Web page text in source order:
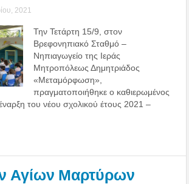
2021
Την Τετάρτη 15/9, στον
Βρεφονηπιακό Σταθμό –
Νηπιαγωγείο της Ιεράς
Μητροπόλεως Δημητριάδος
«Μεταμόρφωση»,
πραγματοποιήθηκε ο καθιερωμένος
του νέου σχολικού έτους 2021 –
Αγίων Μαρτύρων